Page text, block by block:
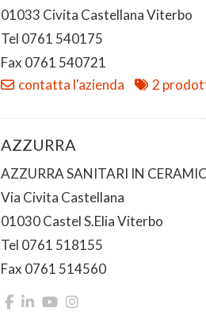
01033 Civita Castellana Viterbo
Tel 0761 540175
Fax 0761 540721
contatta l'azienda
2
AZZURRA
AZZURRA SANITARI IN
Via Civita Castellana
01030 Castel S.Elia Viterbo
Tel 0761 518155
Fax 0761 514560